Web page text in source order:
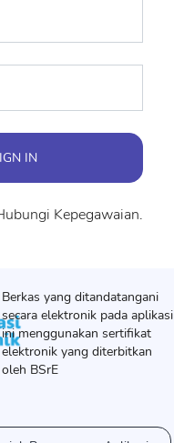
Kepegawaian.
Berkas yang ditandatangani
secara elektronik pada aplikasi
ini menggunakan sertifikat
elektronik yang diterbitkan
oleh BSrE